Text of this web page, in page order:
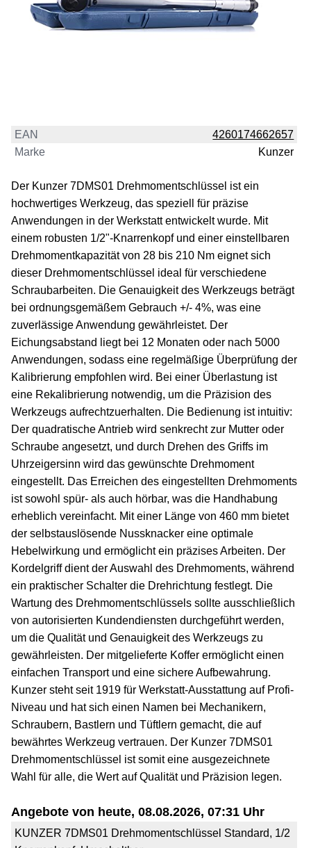
EAN
4260174662657
Marke
Kunzer
Der Kunzer 7DMS01 Drehmomentschlüssel ist ein
hochwertiges Werkzeug, das speziell für präzise
Anwendungen in der Werkstatt entwickelt wurde. Mit
einem robusten 1/2"-Knarrenkopf und einer einstellbaren
Drehmomentkapazität von 28 bis 210 Nm eignet sich
dieser Drehmomentschlüssel ideal für verschiedene
Schraubarbeiten. Die Genauigkeit des Werkzeugs beträgt
bei ordnungsgemäßem Gebrauch +/- 4%, was eine
zuverlässige Anwendung gewährleistet. Der
Eichungsabstand liegt bei 12 Monaten oder nach 5000
Anwendungen, sodass eine regelmäßige Überprüfung der
Kalibrierung empfohlen wird. Bei einer Überlastung ist
eine Rekalibrierung notwendig, um die Präzision des
Werkzeugs aufrechtzuerhalten. Die Bedienung ist intuitiv:
Der quadratische Antrieb wird senkrecht zur Mutter oder
Schraube angesetzt, und durch Drehen des Griffs im
Uhrzeigersinn wird das gewünschte Drehmoment
eingestellt. Das Erreichen des eingestellten Drehmoments
ist sowohl spür- als auch hörbar, was die Handhabung
erheblich vereinfacht. Mit einer Länge von 460 mm bietet
der selbstauslösende Nussknacker eine optimale
Hebelwirkung und ermöglicht ein präzises Arbeiten. Der
Kordelgriff dient der Auswahl des Drehmoments, während
ein praktischer Schalter die Drehrichtung festlegt. Die
Wartung des Drehmomentschlüssels sollte ausschließlich
von autorisierten Kundendiensten durchgeführt werden,
um die Qualität und Genauigkeit des Werkzeugs zu
gewährleisten. Der mitgelieferte Koffer ermöglicht einen
einfachen Transport und eine sichere Aufbewahrung.
Kunzer steht seit 1919 für Werkstatt-Ausstattung auf Profi-
Niveau und hat sich einen Namen bei Mechanikern,
Schraubern, Bastlern und Tüftlern gemacht, die auf
bewährtes Werkzeug vertrauen. Der Kunzer 7DMS01
Drehmomentschlüssel ist somit eine ausgezeichnete
Wahl für alle, die Wert auf Qualität und Präzision legen.
Angebote von heute, 08.08.2026, 07:31 Uhr
KUNZER 7DMS01 Drehmomentschlüssel Standard, 1/2